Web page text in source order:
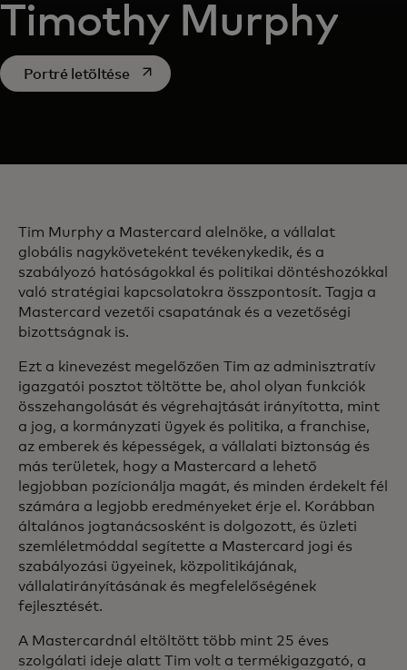
Timothy Murphy
Portré letöltéseopens in a new tab
Tim Murphy a Mastercard alelnöke, a vállalat
globális nagyköveteként tevékenykedik, és a
szabályozó hatóságokkal és politikai döntéshozókkal
való stratégiai kapcsolatokra összpontosít. Tagja a
Mastercard vezetői csapatának és a vezetőségi
bizottságnak is.
Ezt a kinevezést megelőzően Tim az adminisztratív
igazgatói posztot töltötte be, ahol olyan funkciók
összehangolását és végrehajtását irányította, mint
a jog, a kormányzati ügyek és politika, a franchise,
az emberek és képességek, a vállalati biztonság és
más területek, hogy a Mastercard a lehető
legjobban pozícionálja magát, és minden érdekelt fél
számára a legjobb eredményeket érje el. Korábban
általános jogtanácsosként is dolgozott, és üzleti
szemléletmóddal segítette a Mastercard jogi és
szabályozási ügyeinek, közpolitikájának,
vállalatirányításának és megfelelőségének
fejlesztését.
A Mastercardnál eltöltött több mint 25 éves
szolgálati ideje alatt Tim volt a termékigazgató, a